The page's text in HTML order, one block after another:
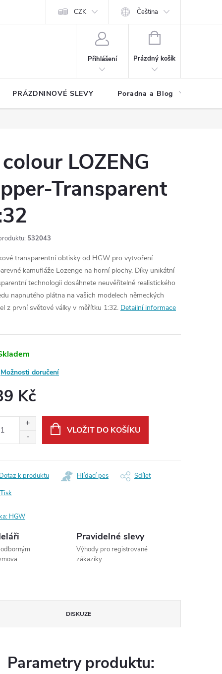
Hodnocení obchodu
CZK Čeština
Přihlášení
NÁKUPNÍ
Prázdný košík
PRÁZDNINOVÉ SLEVY Poradna a Blog
LOZENG
Transparent
532043
transparentní obtisky od HGW pro vytvoření
kamufláže Lozenge na horní plochy. Díky unikátní
technologii dosáhnete neuvěřitelně realistického
napnutého plátna na vašich modelech německých
z první světové války v měřítku 1:32. Detailní informace
Možnosti doručení
Kč
VLOŽIT DO KOŠÍKU
Tisk
k produktu Hlídací pes Sdílet
HGW
Pravidelné slevy
Výhody pro registrované
zákazíky
DISKUZE
Parametry produktu: